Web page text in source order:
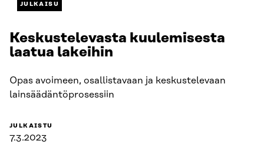
JULKAISU
Keskustelevasta kuulemisesta
laatua lakeihin
Opas avoimeen, osallistavaan ja keskustelevaan
lainsäädäntöprosessiin
JULKAISTU
7.3.2023